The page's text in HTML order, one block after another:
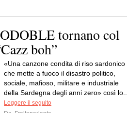
tornano col
boh”
«Una canzone condita di riso sardonico
che mette a fuoco il disastro politico,
sociale, mafioso, militare e industriale
della Sardegna degli anni zero» così
Leggere il seguito